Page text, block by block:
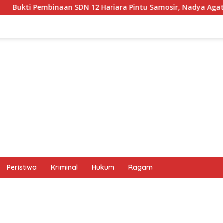
Hariara Pintu Samosir, Nadya Agatha Sihotang Wakili
Peristiwa Kriminal Hukum Ragam